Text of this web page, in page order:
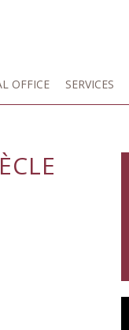
OFFICE SERVICES